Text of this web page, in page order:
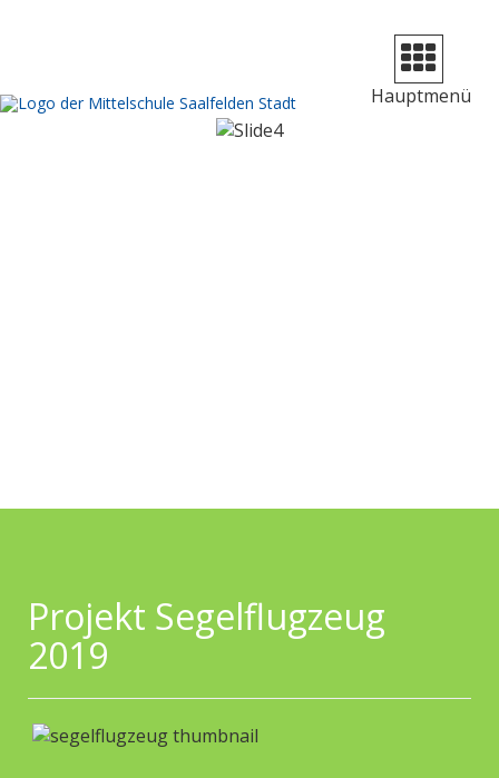
Navigation
aufklappen
Hauptmenü
Projekt Segelflugzeug
2019